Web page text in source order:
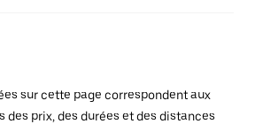
sur cette page correspondent aux
des prix, des durées et des distances